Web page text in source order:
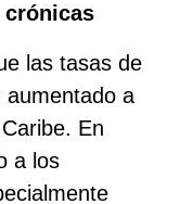
crónicas
las tasas de
aumentado a
En
a los